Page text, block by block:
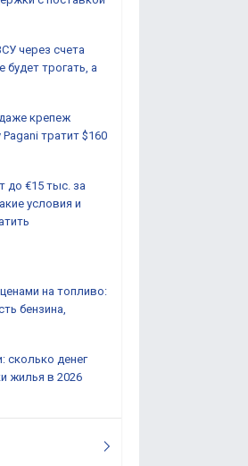
через счета
будет трогать, а
крепеж
тратит $160
до €15 тыс. за
условия и
на топливо:
бензина,
сколько денег
жилья в 2026